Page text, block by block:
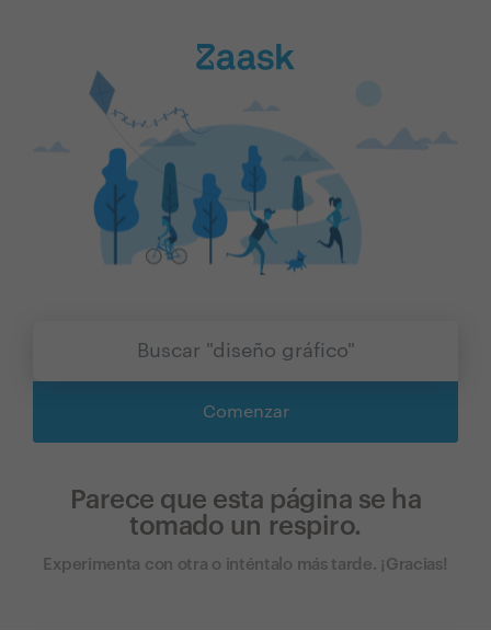
Comenzar
Parece que esta página se ha
tomado un respiro.
Experimenta con otra o inténtalo más tarde. ¡Gracias!